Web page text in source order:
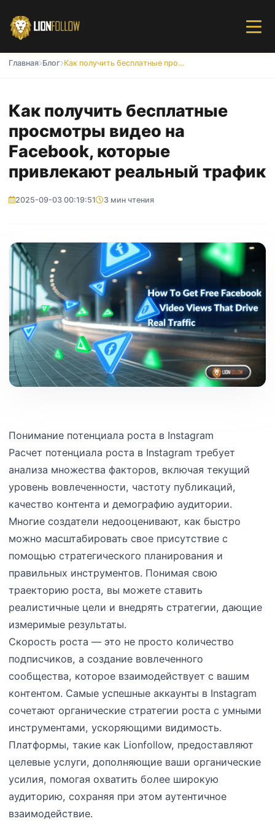
Главная Блог Как получить бесплатные просмотры видео на Facebook, которые привлекают реальный трафик
Как получить бесплатные
просмотры видео на
Facebook, которые
привлекают реальный трафик
2025-09-03 00:19:51 3 мин чтения
Понимание потенциала роста в Instagram
Расчет потенциала роста в Instagram требует
анализа множества факторов, включая текущий
уровень вовлеченности, частоту публикаций,
качество контента и демографию аудитории.
Многие создатели недооценивают, как быстро
можно масштабировать свое присутствие с
помощью стратегического планирования и
правильных инструментов. Понимая свою
траекторию роста, вы можете ставить
реалистичные цели и внедрять стратегии, дающие
измеримые результаты.
Скорость роста — это не просто количество
подписчиков, а создание вовлеченного
сообщества, которое взаимодействует с вашим
контентом. Самые успешные аккаунты в Instagram
сочетают органические стратегии роста с умными
инструментами, ускоряющими видимость.
Платформы, такие как Lionfollow, предоставляют
целевые услуги, дополняющие ваши органические
усилия, помогая охватить более широкую
аудиторию, сохраняя при этом аутентичное
взаимодействие.